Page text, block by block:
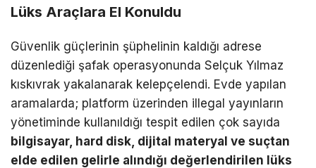
Lüks Araçlara El Konuldu
Güvenlik güçlerinin şüphelinin kaldığı adrese
düzenlediği şafak operasyonunda Selçuk Yılmaz
kıskıvrak yakalanarak kelepçelendi. Evde yapılan
aramalarda; platform üzerinden illegal yayınların
yönetiminde kullanıldığı tespit edilen çok sayıda
bilgisayar, hard disk, dijital materyal ve suçtan
elde edilen gelirle alındığı değerlendirilen lüks